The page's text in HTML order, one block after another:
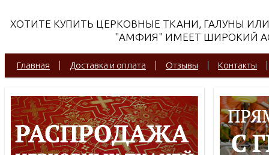
ХОТИТЕ КУПИТЬ ЦЕРКОВНЫЕ ТКАНИ, ГАЛУНЫ
"АМФИЯ" ИМЕЕТ ШИРОКИЙ
Главная Доставка и оплата Отзывы Контакты